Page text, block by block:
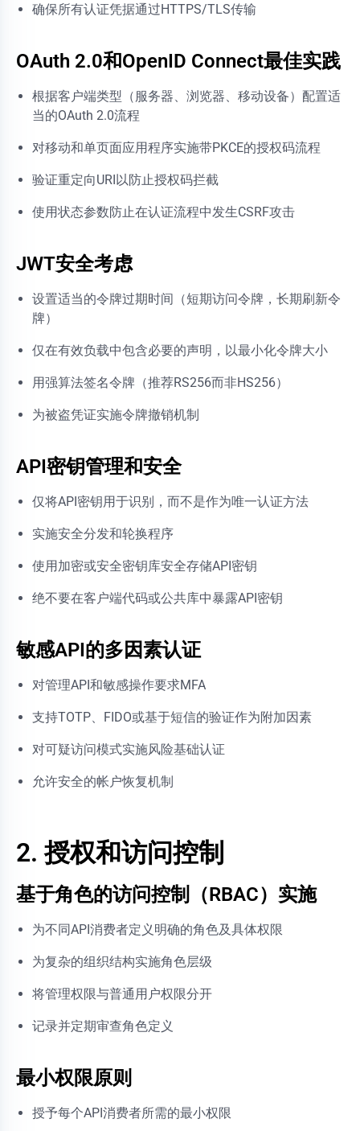
确保所有认证凭据通过HTTPS/TLS传输
OAuth 2.0和OpenID Connect最佳实践
根据客户端类型（服务器、浏览器、移动设备）配置适
当的OAuth 2.0流程
对移动和单页面应用程序实施带PKCE的授权码流程
验证重定向URI以防止授权码拦截
使用状态参数防止在认证流程中发生CSRF攻击
JWT安全考虑
设置适当的令牌过期时间（短期访问令牌，长期刷新令
牌）
仅在有效负载中包含必要的声明，以最小化令牌大小
用强算法签名令牌（推荐RS256而非HS256）
为被盗凭证实施令牌撤销机制
API密钥管理和安全
仅将API密钥用于识别，而不是作为唯一认证方法
实施安全分发和轮换程序
使用加密或安全密钥库安全存储API密钥
绝不要在客户端代码或公共库中暴露API密钥
敏感API的多因素认证
对管理API和敏感操作要求MFA
支持TOTP、FIDO或基于短信的验证作为附加因素
对可疑访问模式实施风险基础认证
允许安全的帐户恢复机制
2. 授权和访问控制
基于角色的访问控制（RBAC）实施
为不同API消费者定义明确的角色及具体权限
为复杂的组织结构实施角色层级
将管理权限与普通用户权限分开
记录并定期审查角色定义
最小权限原则
授予每个API消费者所需的最小权限